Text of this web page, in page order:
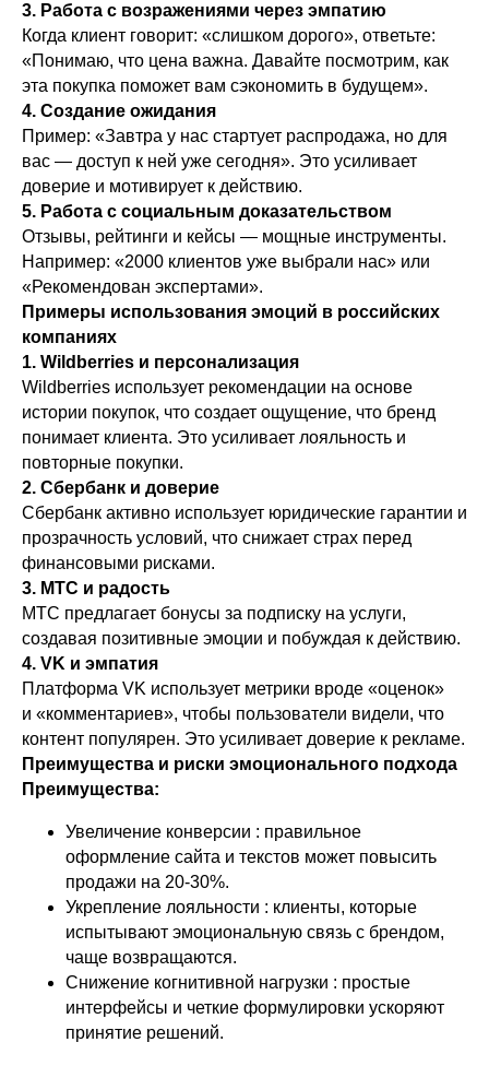
3. Работа с возражениями через эмпатию
Когда клиент говорит: «слишком дорого», ответьте:
«Понимаю, что цена важна. Давайте посмотрим, как
эта покупка поможет вам сэкономить в будущем».
4. Создание ожидания
Пример: «Завтра у нас стартует распродажа, но для
вас — доступ к ней уже сегодня». Это усиливает
доверие и мотивирует к действию.
5. Работа с социальным доказательством
Отзывы, рейтинги и кейсы — мощные инструменты.
Например: «2000 клиентов уже выбрали нас» или
«Рекомендован экспертами».
Примеры использования эмоций в российских
компаниях
1. Wildberries и персонализация
Wildberries использует рекомендации на основе
истории покупок, что создает ощущение, что бренд
понимает клиента. Это усиливает лояльность и
повторные покупки.
2. Сбербанк и доверие
Сбербанк активно использует юридические гарантии и
прозрачность условий, что снижает страх перед
финансовыми рисками.
3. МТС и радость
МТС предлагает бонусы за подписку на услуги,
создавая позитивные эмоции и побуждая к действию.
4. VK и эмпатия
Платформа VK использует метрики вроде «оценок»
и «комментариев», чтобы пользователи видели, что
контент популярен. Это усиливает доверие к рекламе.
Преимущества и риски эмоционального подхода
Преимущества:
Увеличение конверсии : правильное
оформление сайта и текстов может повысить
продажи на 20-30%.
Укрепление лояльности : клиенты, которые
испытывают эмоциональную связь с брендом,
чаще возвращаются.
Снижение когнитивной нагрузки : простые
интерфейсы и четкие формулировки ускоряют
принятие решений.